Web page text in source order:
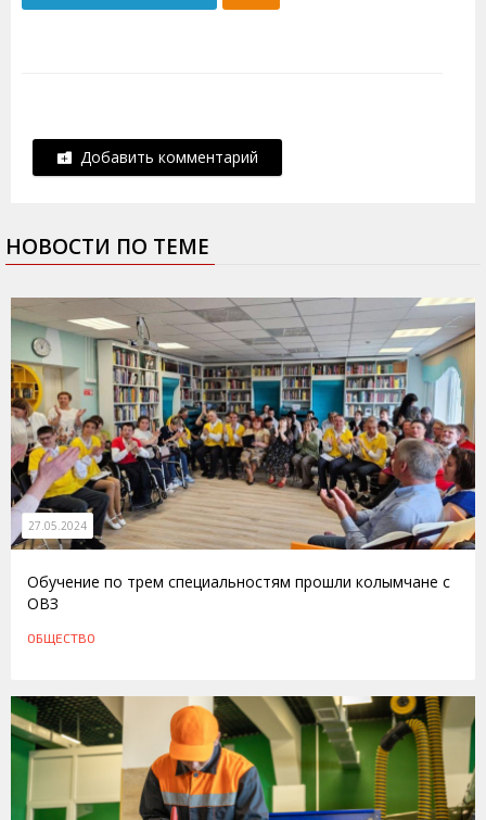
Добавить комментарий
НОВОСТИ ПО ТЕМЕ
27.05.2024
Обучение по трем специальностям прошли колымчане с
ОВЗ
ОБЩЕСТВО